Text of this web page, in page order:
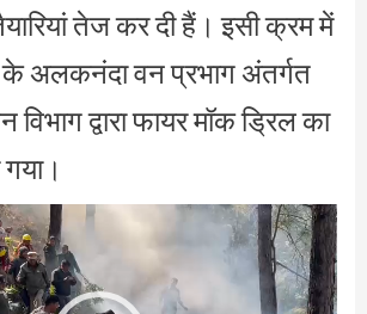
तेज कर दी हैं। इसी क्रम में
अलकनंदा वन प्रभाग अंतर्गत
विभाग द्वारा फायर मॉक ड्रिल का